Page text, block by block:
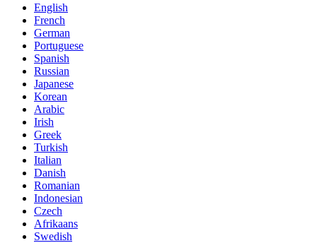
English
French
German
Portuguese
Spanish
Russian
Japanese
Korean
Arabic
Irish
Greek
Turkish
Italian
Danish
Romanian
Indonesian
Czech
Afrikaans
Swedish